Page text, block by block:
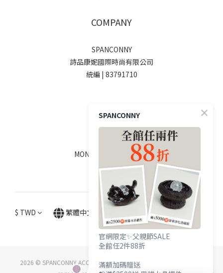
COMPANY
SPANCONNY
詩品康妮國際時尚有限公司
統編 | 83791710
SOCIALS
線上客服
MON - FRI / 9:00 - 18:00
$ TWD 繁體中文
2026 © SPANCONNY ACCESSORY CO., LTD. ALL RIGHTS RESERVED.
SPANCONNY
官網限定✨父親節SALE
全館任2件88折
滿額加碼贈送